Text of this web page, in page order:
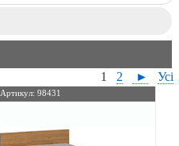
1 2 ► Усі
Артикул: 98431